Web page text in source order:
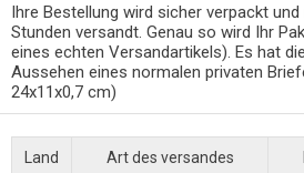
Ihre Bestellung wird sicher verpackt
Stunden versandt. Genau so wird Ihr
eines echten Versandartikels). Es hat
Aussehen eines normalen privaten
24x11x0,7 cm)
Land Art des versandes